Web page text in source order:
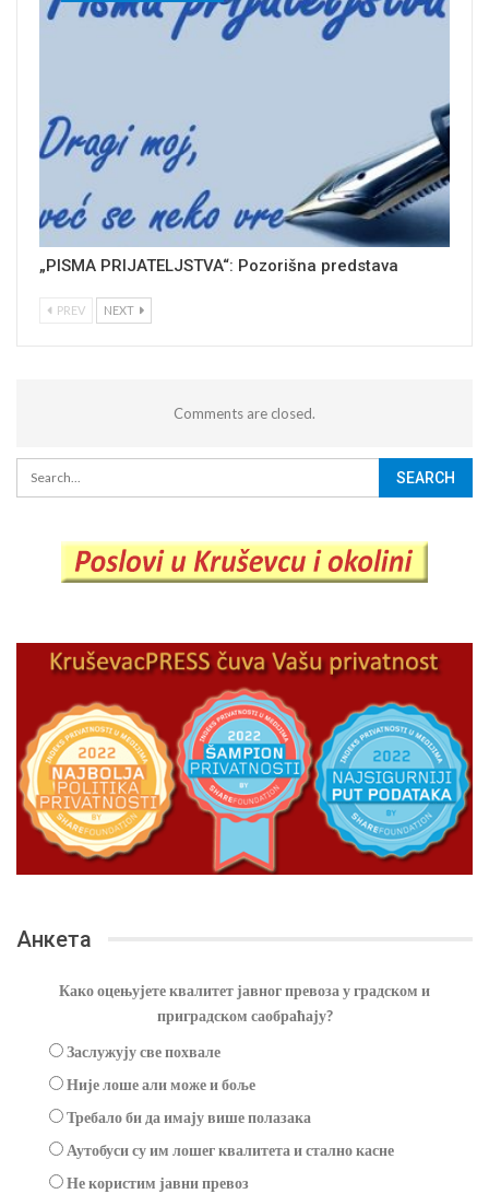
„PISMA PRIJATELJSTVA“: Pozorišna predstava
PREV NEXT
Comments are closed.
Анкета
Како оцењујете квалитет јавног превоза у градском и
приградском саобраћају?
Заслужују све похвале
Није лоше али може и боље
Требало би да имају више полазака
Аутобуси су им лошег квалитета и стално касне
Не користим јавни превоз